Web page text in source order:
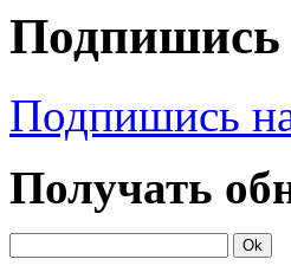
Подпишись
Подпишись
Получать